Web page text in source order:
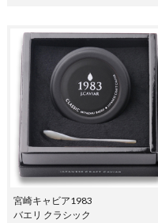
宮崎キャビア1983
バエリ クラシック